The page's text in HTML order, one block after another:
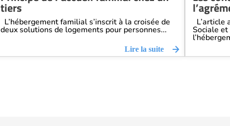
tiers
L’hébergement familial s’inscrit à la croisée de
deux solutions de logements pour personnes...
Lire la suite
L’article
Sociale